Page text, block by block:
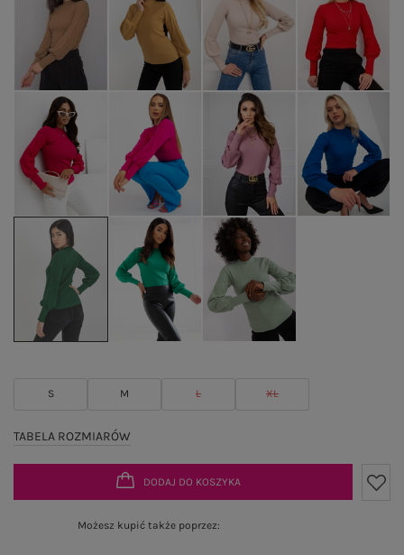
S M L XL
TABELA ROZMIARÓW
DODAJ DO KOSZYKA
Możesz kupić także poprzez: